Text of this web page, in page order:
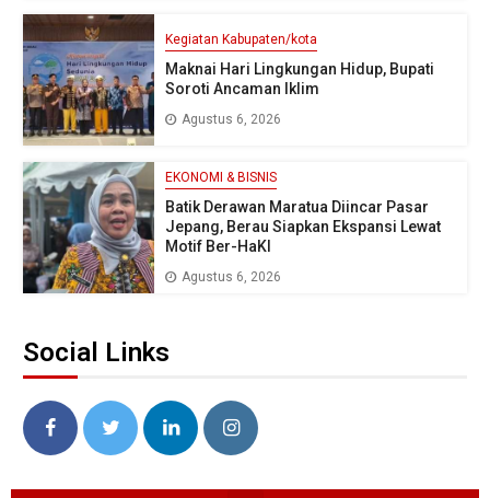
Kegiatan Kabupaten/kota
Maknai Hari Lingkungan Hidup, Bupati
Soroti Ancaman Iklim
Agustus 6, 2026
EKONOMI & BISNIS
Batik Derawan Maratua Diincar Pasar
Jepang, Berau Siapkan Ekspansi Lewat
Motif Ber-HaKI
Agustus 6, 2026
Social Links